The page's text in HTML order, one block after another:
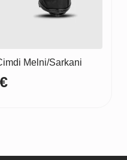
Melni/Sarkani
€